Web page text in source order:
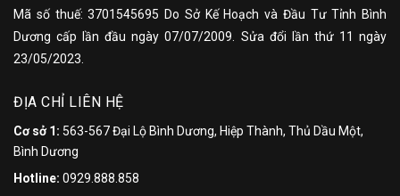
Mã số thuế: 3701545695 Do Sở Kế Hoạch và Đầu Tư Tỉnh Bình
Dương cấp lần đầu ngày 07/07/2009. Sửa đổi lần thứ 11 ngày
23/05/2023.
ĐỊA CHỈ LIÊN HỆ
Cơ sở 1: 563-567 Đại Lộ Bình Dương, Hiệp Thành, Thủ Dầu Một,
Bình Dương
Hotline: 0929.888.858